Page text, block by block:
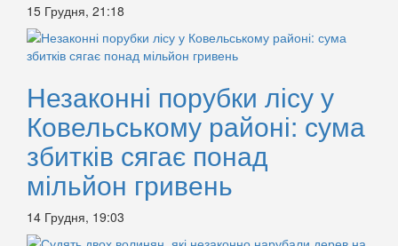
15 Грудня, 21:18
Незаконні порубки лісу у
Ковельському районі: сума
збитків сягає понад
мільйон гривень
14 Грудня, 19:03